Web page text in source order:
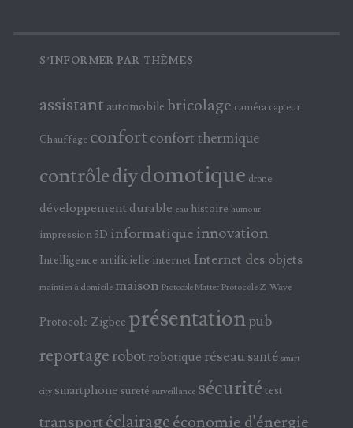
S’INFORMER PAR THÈMES
assistant automobile bricolage caméra capteur
Chauffage confort confort thermique
contrôlediydomotique drone
développement durable eau histoire humour
impression 3D informatique innovation
Intelligence artificielle internet Internet des objets
maintien à domicile maison Protocole Matter Protocole Z-Wave
Protocole Zigbee présentationpub
reportage robot robotique réseau santé smart
city smartphone sureté surveillance sécurité test
transportéclairageéconomie d'énergie